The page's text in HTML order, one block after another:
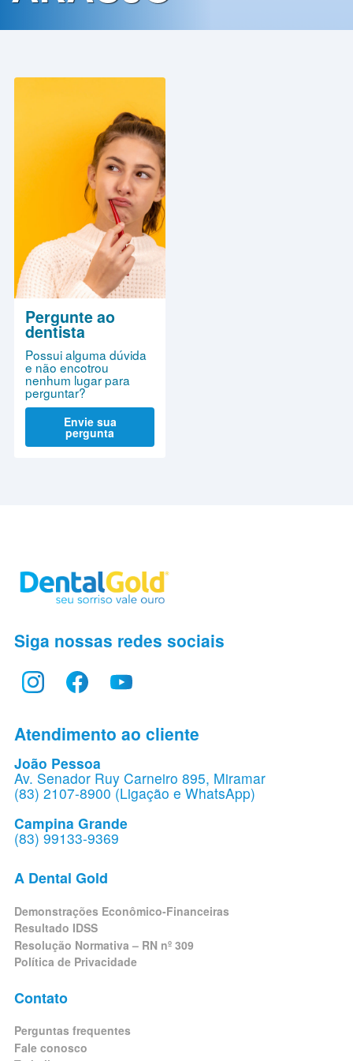
de
Pergunte ao
dentista
Possui alguma dúvida
e não encotrou
nenhum lugar para
perguntar?
Envie sua
pergunta
Siga nossas redes sociais
Atendimento ao cliente
João Pessoa
Av. Senador Ruy Carneiro 895, Miramar
(83) 2107-8900 (Ligação e WhatsApp)
Campina Grande
(83) 99133-9369
A Dental Gold
Demonstrações Econômico-Financeiras
Resultado IDSS
Resolução Normativa – RN nº 309
Política de Privacidade
Contato
Perguntas frequentes
Fale conosco